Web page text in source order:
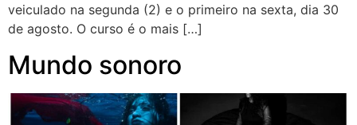
veiculado na segunda (2) e o primeiro na sexta, dia 30
de agosto. O curso é o mais […]
Mundo sonoro